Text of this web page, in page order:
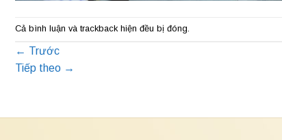
Cả bình luận và trackback hiện đều bị đóng.
← Trước
Tiếp theo →